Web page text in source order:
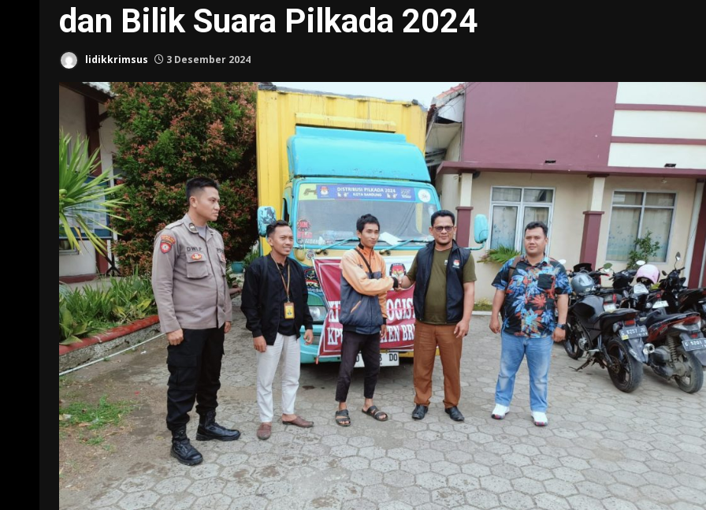
dan Bilik Suara Pilkada 2024
lidikkrimsus 3 Desember 2024